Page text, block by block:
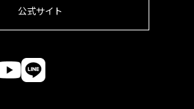
公式サイト